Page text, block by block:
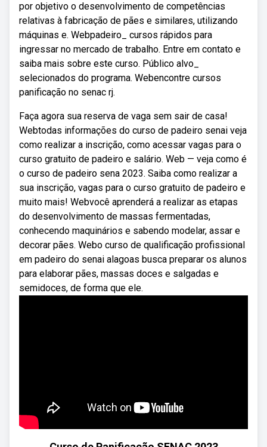
por objetivo o desenvolvimento de competências
relativas à fabricação de pães e similares, utilizando
máquinas e. Webpadeiro_ cursos rápidos para
ingressar no mercado de trabalho. Entre em contato e
saiba mais sobre este curso. Público alvo_
selecionados do programa. Webencontre cursos
panificação no senac rj.
Faça agora sua reserva de vaga sem sair de casa!
Webtodas informações do curso de padeiro senai veja
como realizar a inscrição, como acessar vagas para o
curso gratuito de padeiro e salário. Web — veja como é
o curso de padeiro sena 2023. Saiba como realizar a
sua inscrição, vagas para o curso gratuito de padeiro e
muito mais! Webvocê aprenderá a realizar as etapas
do desenvolvimento de massas fermentadas,
conhecendo maquinários e sabendo modelar, assar e
decorar pães. Webo curso de qualificação profissional
em padeiro do senai alagoas busca preparar os alunos
para elaborar pães, massas doces e salgadas e
semidoces, de forma que ele.